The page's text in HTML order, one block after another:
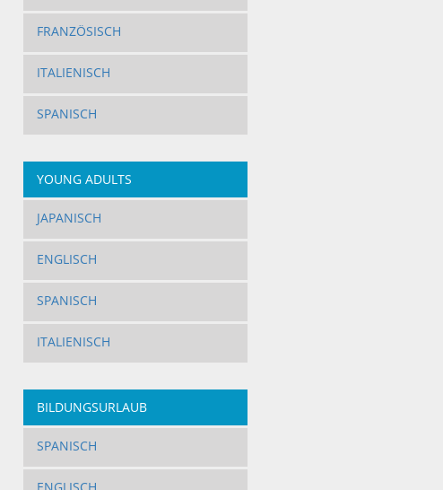
FRANZÖSISCH
ITALIENISCH
SPANISCH
YOUNG ADULTS
JAPANISCH
ENGLISCH
SPANISCH
ITALIENISCH
BILDUNGSURLAUB
SPANISCH